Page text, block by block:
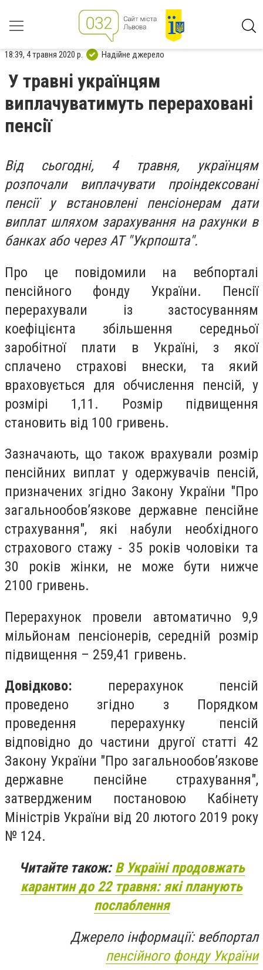
18:39, 4 травня 2020 р. Надійне джерело
У травні українцям
виплачуватимуть перераховані
пенсії
Від сьогодні, 4 травня, українцям
розпочали виплачувати проіндексовані
пенсії у встановлені пенсіонерам дати
виплат шляхом зарахування на рахунки в
банках або через АТ "Укрпошта".
Про це повідомили на вебпорталі
пенсійного фонду України. Пенсії
перерахували із застосуванням
коефіцієнта збільшення середньої
заробітної плати в Україні, з якої
сплачено страхові внески, та який
враховується для обчислення пенсій, у
розмірі 1,11. Розмір підвищення
становить від 100 гривень.
Зазначають, що також врахували розмір
пенсійних виплат у одержувачів пенсій,
призначених згідно Закону України "Про
загальнообов’язкове державне пенсійне
страхування", які набули необхідного
страхового стажу - 35 років чоловіки та
30 років жінки, не може бути нижче
2100 гривень.
Перерахунок провели автоматично 9,9
мільйонам пенсіонерів, середній розмір
підвищення – 259,41 гривень.
Довідково: перерахунок пенсій
проведено згідно з Порядком
проведення перерахунку пенсій
відповідно до частини другої статті 42
Закону України "Про загальнообов’язкове
державне пенсійне страхування",
затвердженим постановою Кабінету
Міністрів України від 20 лютого 2019 року
№ 124.
Читайте також:В Україні продовжать
карантин до 22 травня: які планують
послаблення
Джерело інформації: вебпортал
пенсійного фонду України